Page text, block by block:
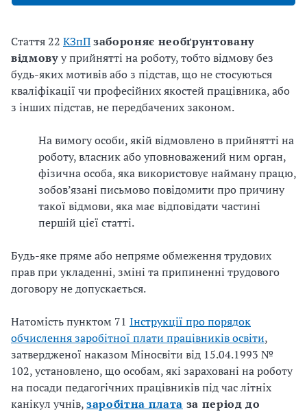
Стаття 22 КЗпПзабороняє необґрунтовану
відмовуу прийнятті на роботу, тобто відмову без
будь-яких мотивів або з підстав, що не стосуються
кваліфікації чи професійних якостей працівника, або
з інших підстав, не передбачених законом.
На вимогу особи, якій відмовлено в прийнятті на
роботу, власник або уповноважений ним орган,
фізична особа, яка використовує найману працю,
зобов’язані письмово повідомити про причину
такої відмови, яка має відповідати частині
першій цієї статті.
Будь-яке пряме або непряме обмеження трудових
прав при укладенні, зміні та припиненні трудового
договору не допускається.
Натомість пунктом 71 Інструкції про порядок
обчислення заробітної плати працівників освіти,
затвердженої наказом Міносвіти від 15.04.1993 №
102, установлено, що особам, які зараховані на роботу
на посади педагогічних працівників під час літніх
канікул учнів,заробітна плата за період до